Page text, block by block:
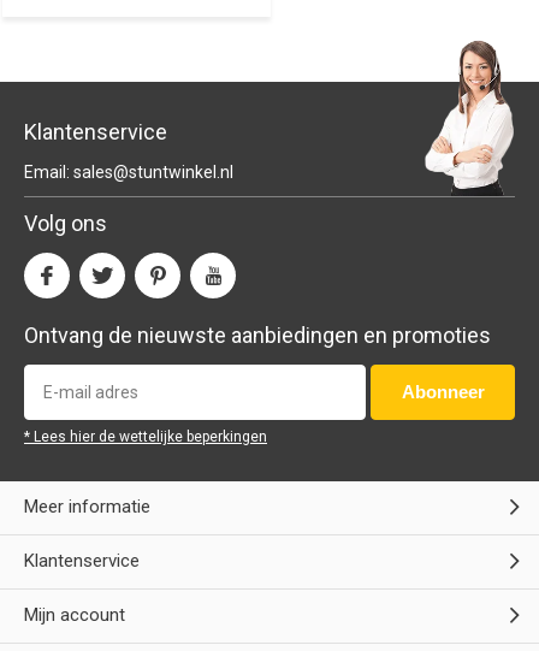
Klantenservice
Email: sales@stuntwinkel.nl
Volg ons
Ontvang de nieuwste aanbiedingen en promoties
Abonneer
* Lees hier de wettelijke beperkingen
Meer informatie
Klantenservice
Mijn account